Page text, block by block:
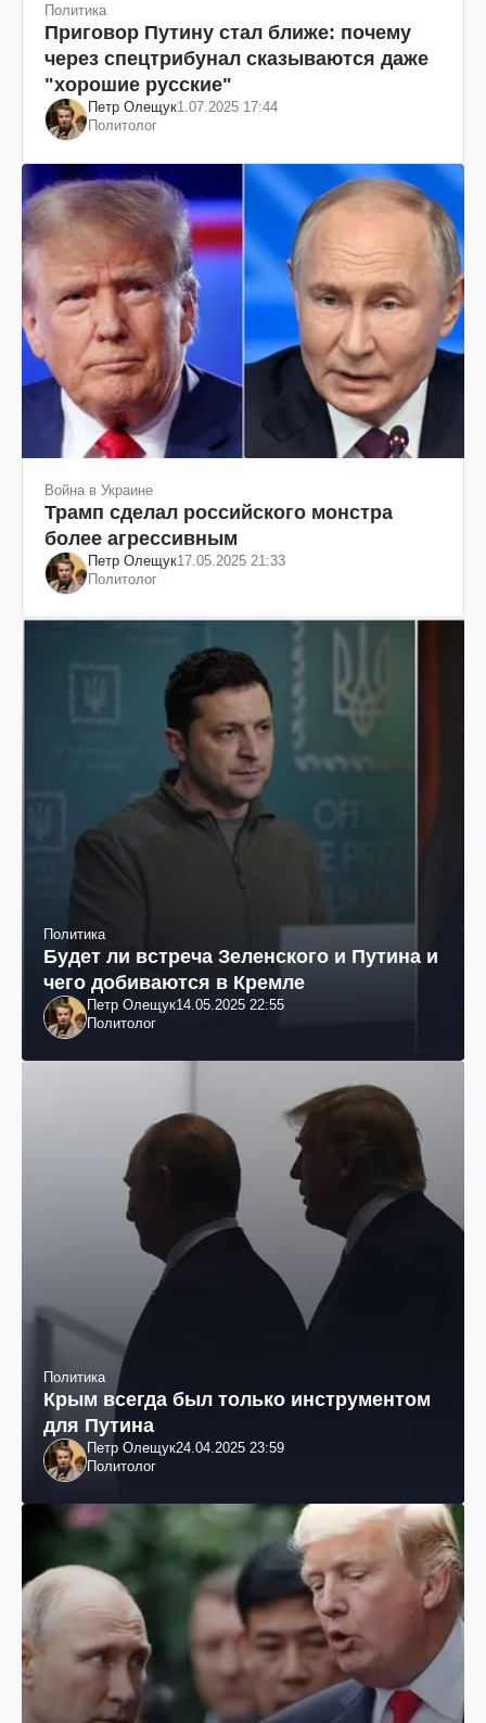
Политика
Приговор Путину стал ближе: почему
через спецтрибунал сказываются даже
"хорошие русские"
Петр Олещук1.07.2025 17:44
Политолог
Война в Украине
Трамп сделал российского монстра
более агрессивным
Петр Олещук17.05.2025 21:33
Политолог
Политика
Будет ли встреча Зеленского и Путина и
чего добиваются в Кремле
Петр Олещук14.05.2025 22:55
Политолог
Политика
Крым всегда был только инструментом
для Путина
Петр Олещук24.04.2025 23:59
Политолог